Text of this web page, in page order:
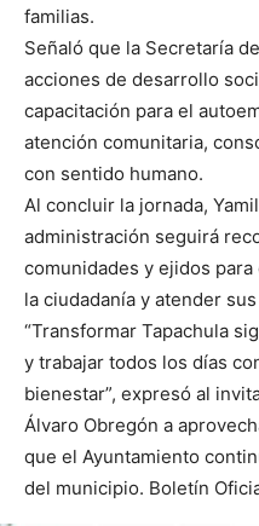
familias.
Señaló que la Secretaría
acciones de desarrollo
capacitación para el
atención comunitaria,
con sentido humano.
Al concluir la jornada,
administración seguirá
comunidades y ejidos
la ciudadanía y atender
“Transformar Tapachula
y trabajar todos los días
bienestar”, expresó al
Álvaro Obregón a
que el Ayuntamiento
del municipio. Boletín